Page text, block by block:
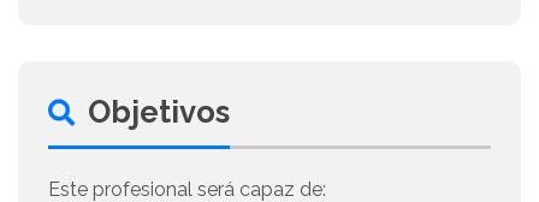
Objetivos
Este profesional será capaz de: